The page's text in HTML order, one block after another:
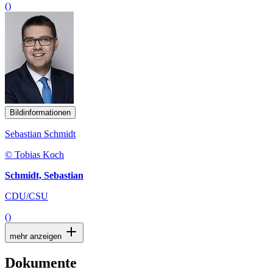
()
Bildinformationen
Sebastian Schmidt
© Tobias Koch
Schmidt, Sebastian
CDU/CSU
()
mehr anzeigen
Dokumente